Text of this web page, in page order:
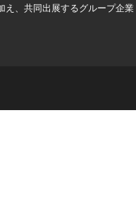
、共同出展するグループ企業